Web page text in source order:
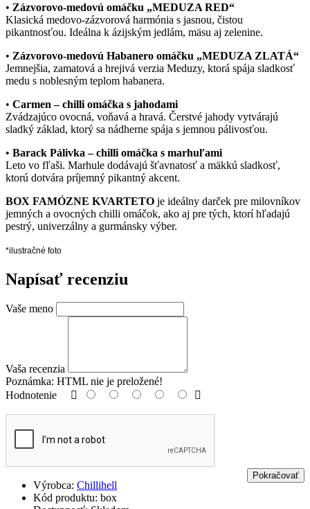
• Zázvorovo-medovú omáčku „MEDUZA RED“
Klasická medovo-zázvorová harmónia s jasnou, čistou
pikantnosťou. Ideálna k ázijským jedlám, mäsu aj zelenine.
• Zázvorovo-medovú Habanero omáčku „MEDUZA ZLATÁ“
Jemnejšia, zamatová a hrejivá verzia Meduzy, ktorá spája sladkosť
medu s noblesným teplom habanera.
• Carmen – chilli omáčka s jahodami
Zvádzajúco ovocná, voňavá a hravá. Čerstvé jahody vytvárajú
sladký základ, ktorý sa nádherne spája s jemnou pálivosťou.
• Barack Pálivka – chilli omáčka s marhuľami
Leto vo fľaši. Marhule dodávajú šťavnatosť a mäkkú sladkosť,
ktorú dotvára príjemný pikantný akcent.
BOX FAMÓZNE KVARTETO je ideálny darček pre milovníkov
jemných a ovocných chilli omáčok, ako aj pre tých, ktorí hľadajú
pestrý, univerzálny a gurmánsky výber.
*ilustračné foto
Napísať recenziu
Vaše meno
Vaša recenzia
Poznámka: HTML nie je preložené!
Hodnotenie
Pokračovať
Výrobca: Chillihell
Kód produktu: box